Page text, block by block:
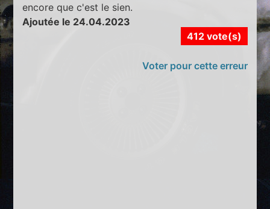
encore que c'est le sien.
Ajoutée le 24.04.2023
412 vote(s)
Voter pour cette erreur